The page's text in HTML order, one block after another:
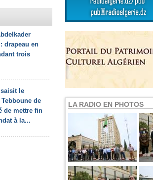
drapeau en
trois
saisit le
de
de mettre fin
à la...
LA RADIO EN PHOTOS